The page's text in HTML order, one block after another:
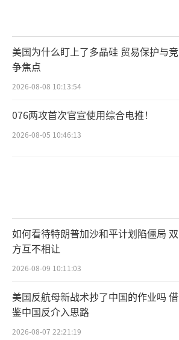
美国为什么盯上了多晶硅 贸易保护与竞
争焦点
2026-08-08 10:13:54
076两攻首次官宣使用综合电推！
2026-08-05 10:46:13
如何看待特朗普加沙和平计划陷僵局 双
方互不相让
2026-08-09 10:11:03
美国反航母新战术抄了中国的作业吗 借
鉴中国反介入思路
2026-08-07 22:21:19